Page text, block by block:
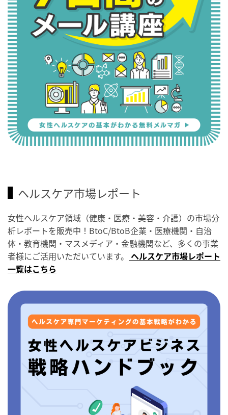
ヘルスケア市場レポート
女性ヘルスケア領域（健康・医療・美容・介護）の市場分
析レポートを販売中！BtoC/BtoB企業・医療機関・自治
体・教育機関・マスメディア・金融機関など、多くの事業
者様にご活用いただいています。 ヘルスケア市場レポート
一覧はこちら